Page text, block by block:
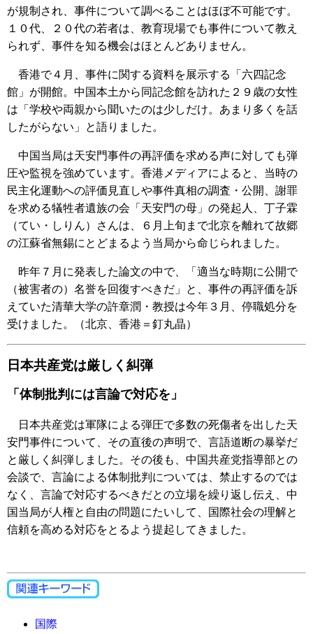
が規制され、事件について調べることはほぼ不可能です。
１０代、２０代の若者は、教育現場でも事件について教え
られず、事件を知る機会はほとんどありません。
香港で４月、事件に関する資料を展示する「六四記念
館」が開館。中国本土から同記念館を訪れた２９歳の女性
は「学校や両親から聞いたのは少しだけ。あまり多くを話
したがらない」と語りました。
中国当局は天安門事件の再評価を求める声に対しても弾
圧や監視を強めています。香港メディアによると、当時の
民主化運動への評価見直しや事件真相の調査・公開、謝罪
を求める犠牲者遺族の会「天安門の母」の発起人、丁子霖
（てい・しりん）さんは、６月上旬まで北京を離れて故郷
の江蘇省無錫にとどまるよう当局から命じられました。
昨年７月に発表した論文の中で、「適当な時期に公開で
（被害者の）名誉を回復すべきだ」と、事件の再評価を訴
えていた清華大学の許章潤・教授は今年３月、停職処分を
受けました。（北京、香港＝釘丸晶）
日本共産党は厳しく糾弾
「体制批判には言論で対応を」
日本共産党は軍隊による弾圧で多数の死傷者を出した天
安門事件について、その直後の声明で、言語道断の暴挙だ
と厳しく糾弾しました。その後も、中国共産党指導部との
会談で、言論による体制批判については、禁止するのでは
なく、言論で対応するべきだとの立場を繰り返し伝え、中
国当局が人権と自由の問題にたいして、国際社会の理解と
信頼を高める対応をとるよう提起してきました。
国際